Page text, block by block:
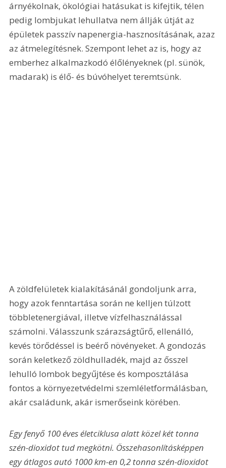
árnyékolnak, ökológiai hatásukat is kifejtik, télen
pedig lombjukat lehullatva nem állják útját az
épületek passzív napenergia-hasznosításának, azaz
az átmelegítésnek. Szempont lehet az is, hogy az
emberhez alkalmazkodó élőlényeknek (pl. sünök,
madarak) is élő- és búvóhelyet teremtsünk.
A zöldfelületek kialakításánál gondoljunk arra,
hogy azok fenntartása során ne kelljen túlzott
többletenergiával, illetve vízfelhasználással
számolni. Válasszunk szárazságtűrő, ellenálló,
kevés törődéssel is beérő növényeket. A gondozás
során keletkező zöldhulladék, majd az ősszel
lehulló lombok begyűjtése és komposztálása
fontos a környezetvédelmi szemléletformálásban,
akár családunk, akár ismerőseink körében.
Egy fenyő 100 éves életciklusa alatt közel két tonna
szén-dioxidot tud megkötni. Összehasonlításképpen
egy átlagos autó 1000 km-en 0,2 tonna szén-dioxidot